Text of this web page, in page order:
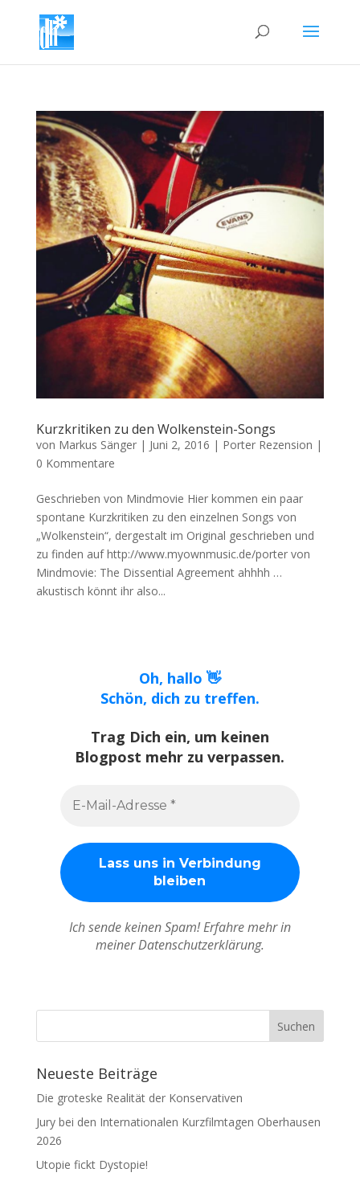
Kurzkritiken zu den Wolkenstein-Songs
von Markus Sänger| Juni 2, 2016 | Porter Rezension |
0 Kommentare
Geschrieben von Mindmovie Hier kommen ein paar
spontane Kurzkritiken zu den einzelnen Songs von
„Wolkenstein“, dergestalt im Original geschrieben und
zu finden auf http://www.myownmusic.de/porter von
Mindmovie: The Dissential Agreement ahhhh …
akustisch könnt ihr also...
Oh, hallo 👋
Schön, dich zu treffen.
Trag Dich ein, um keinen
Blogpost mehr zu verpassen.
Ich sende keinen Spam! Erfahre mehr in
meiner Datenschutzerklärung.
Neueste Beiträge
Die groteske Realität der Konservativen
Jury bei den Internationalen Kurzfilmtagen Oberhausen
2026
Utopie fickt Dystopie!